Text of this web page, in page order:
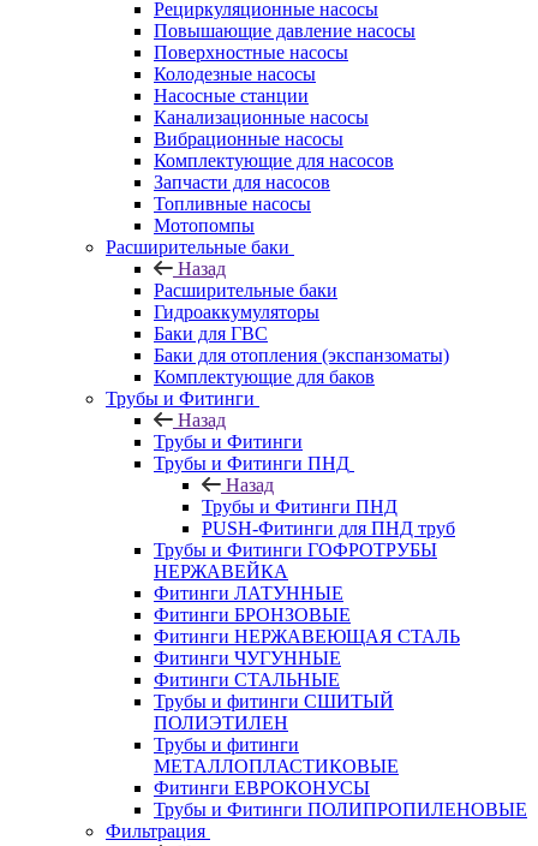
Рециркуляционные насосы
Повышающие давление насосы
Поверхностные насосы
Колодезные насосы
Насосные станции
Канализационные насосы
Вибрационные насосы
Комплектующие для насосов
Запчасти для насосов
Топливные насосы
Мотопомпы
Расширительные баки
Назад
Расширительные баки
Гидроаккумуляторы
Баки для ГВС
Баки для отопления (экспанзоматы)
Комплектующие для баков
Трубы и Фитинги
Назад
Трубы и Фитинги
Трубы и Фитинги ПНД
Назад
Трубы и Фитинги ПНД
PUSH-Фитинги для ПНД труб
Трубы и Фитинги ГОФРОТРУБЫ
НЕРЖАВЕЙКА
Фитинги ЛАТУННЫЕ
Фитинги БРОНЗОВЫЕ
Фитинги НЕРЖАВЕЮЩАЯ СТАЛЬ
Фитинги ЧУГУННЫЕ
Фитинги СТАЛЬНЫЕ
Трубы и фитинги СШИТЫЙ
ПОЛИЭТИЛЕН
Трубы и фитинги
МЕТАЛЛОПЛАСТИКОВЫЕ
Фитинги ЕВРОКОНУСЫ
Трубы и Фитинги ПОЛИПРОПИЛЕНОВЫЕ
Фильтрация